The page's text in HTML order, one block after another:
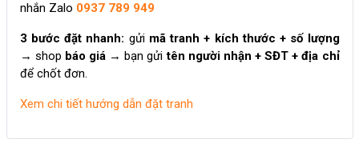
nhắn Zalo 0937 789 949
3 bước đặt nhanh: gửi mã tranh + kích thước + số lượng
→ shop báo giá→ bạn gửitên người nhận + SĐT + địa chỉ
để chốt đơn.
Xem chi tiết hướng dẫn đặt tranh